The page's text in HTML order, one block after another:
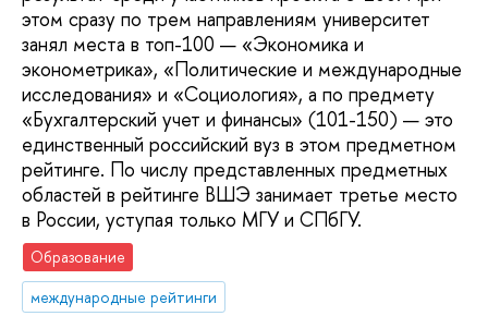
этом сразу по трем направлениям университет
занял места в топ-100 — «Экономика и
эконометрика», «Политические и международные
исследования» и «Социология», а по предмету
«Бухгалтерский учет и финансы» (101-150) — это
единственный российский вуз в этом предметном
рейтинге. По числу представленных предметных
областей в рейтинге ВШЭ занимает третье место
в России, уступая только МГУ и СПбГУ.
Образование
международные рейтинги